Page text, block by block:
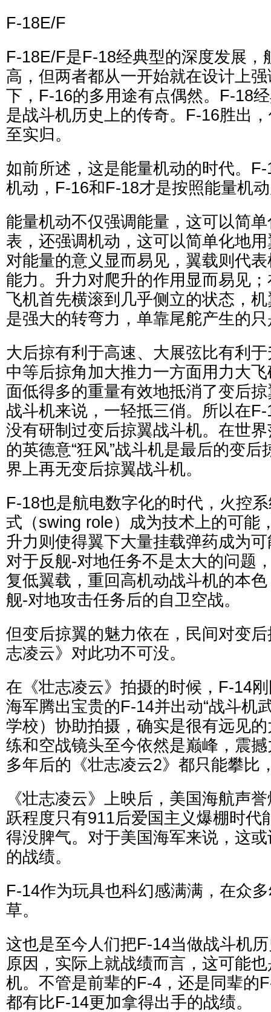
F-18E/F
F-18E/F是F-18经典型的深度发展，
高，但两者都从一开始就在设计上
下，F-16的多用途有点偶然。F-18
是战斗机历史上的传奇。F-16胜出
至实归。
如前所述，这是能量机动的时代。
机动，F-16和F-18才是按照能量机
能量机动不仅强调能量，这可以简
表，还强调机动，这可以简单化地
对能量的意义显而易见，翼载则代
能力。升力对爬升的作用显而易见
飞机首先横滚到几乎侧立的状态，
是强大的转弯力，单靠尾舵产生的
大后掠有利于高速、大展弦比有利
中等后掠角加大推力一方面用力大
面低得多的重量有效地抵消了变后
战斗机来说，一轻抵三俏。所以在
没有研制过变后掠翼战斗机。在世
的英德意“狂风”战斗机是最后的变
界上再无变后掠翼战斗机。
F-18也是航电数字化的时代，火控
式（swing role）成为技术上的可能
升力则使得翼下大量挂载弹药成为
对于反舰-对地任务不是太大的问题
复低翼载，重回高机动战斗机的本
舰-对地攻击任务后的自卫空战。
但变后掠翼的魅力依在，民间对变
志凌云》对此功不可没。
在《壮志凌云》拍摄的时候，F-14
海军腾出宝贵的F-14并出动“战斗机
学校）协助拍摄，确实是很有远见
练和空战镜头至今依然是巅峰，震
多年后的《壮志凌云2》都只能攀比
《壮志凌云》上映后，美国海航声
跃程度只有911后爱国主义爆棚时代
得没脾气。对于美国海军来说，这
的战绩。
F-14作为玩具也科幻感满满，在众
草。
这也是至今人们把F-14当做战斗机
原因，实际上就战绩而言，这可能
机。不管是前辈的F-4，还是同辈的
都有比F-14更加拿得出手的战绩。